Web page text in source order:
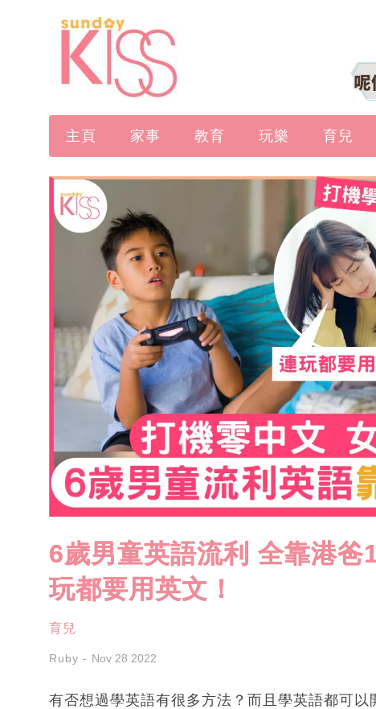
主頁 家事 教育 玩樂 育兒
6歲男童英語流利 全靠港爸
玩都要用英文！
育兒
Ruby Nov 28 2022
有否想過學英語有很多方法？而且學英語都可